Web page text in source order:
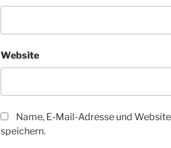
Website
Name, E-Mail-Adresse und
speichern.